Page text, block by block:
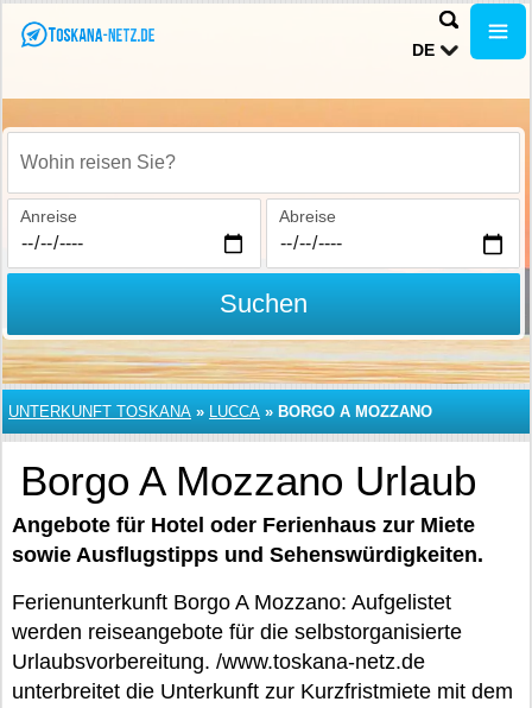
DE
Wohin reisen Sie?
Anreise Abreise
Suchen
UNTERKUNFT TOSKANA » LUCCA » BORGO A MOZZANO
Borgo A Mozzano Urlaub
Angebote für Hotel oder Ferienhaus zur Miete
sowie Ausflugstipps und Sehenswürdigkeiten.
Ferienunterkunft Borgo A Mozzano: Aufgelistet
werden reiseangebote für die selbstorganisierte
Urlaubsvorbereitung. /www.toskana-netz.de
unterbreitet die Unterkunft zur Kurzfristmiete mit dem